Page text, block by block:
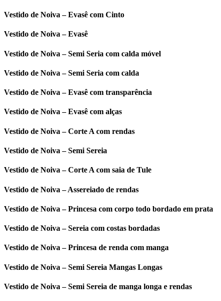
Vestido de Noiva – Evasê com Cinto
Vestido de Noiva – Evasê
Vestido de Noiva – Semi Seria com calda móvel
Vestido de Noiva – Semi Seria com calda
Vestido de Noiva – Evasê com transparência
Vestido de Noiva – Evasê com alças
Vestido de Noiva – Corte A com rendas
Vestido de Noiva – Semi Sereia
Vestido de Noiva – Corte A com saia de Tule
Vestido de Noiva – Assereiado de rendas
Vestido de Noiva – Princesa com corpo todo bordado em prata
Vestido de Noiva – Sereia com costas bordadas
Vestido de Noiva – Princesa de renda com manga
Vestido de Noiva – Semi Sereia Mangas Longas
Vestido de Noiva – Semi Sereia de manga longa e rendas